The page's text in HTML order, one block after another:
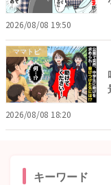
2026/08/08 19:50
ママトピ
2026/08/08 18:20
キーワード